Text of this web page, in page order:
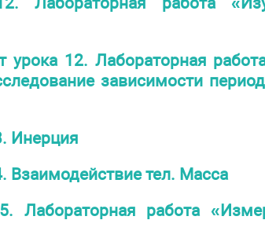
урока 12. Лабораторная
зависимости
Инерция
Взаимодействие тел. Масса
Лабораторная работа